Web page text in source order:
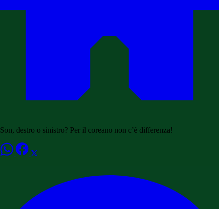
Son, destro o sinistro? Per il coreano non c’è differenza!